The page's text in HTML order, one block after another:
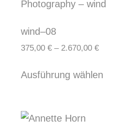
wind–08
375,00 €– 2.670,00 €
Ausführung wählen